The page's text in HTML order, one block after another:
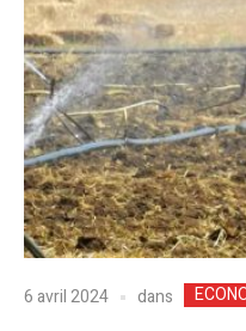
6 avril 2024 dans